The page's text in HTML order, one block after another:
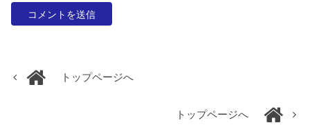
トップページへ
トップページへ